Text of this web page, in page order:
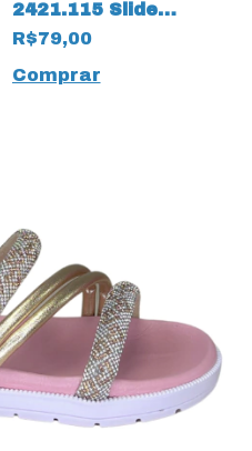
2421.115 Slide
Gaspea Uganda
17534 Preto
R$79,00
Comprar